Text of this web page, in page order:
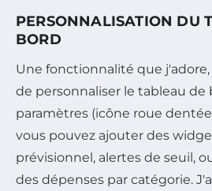
PERSONNALISATION DU
BORD
Une fonctionnalité que
de personnaliser le tableau de
paramètres (icône roue
vous pouvez ajouter des
prévisionnel, alertes de seuil,
des dépenses par catégorie.